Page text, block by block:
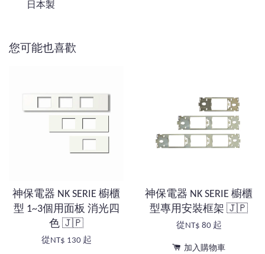
日本製
您可能也喜歡
神保電器 NK SERIE 櫥櫃
型 1~3個用面板 消光四
色 🇯🇵
從NT$ 130 起
神保電器 NK SERIE 櫥櫃
型專用安裝框架 🇯🇵
從NT$ 80 起
加入購物車